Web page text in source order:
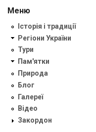
Меню
Історія і традиції
Регіони України
Тури
Пам'ятки
Природа
Блог
Галереї
Відео
Закордон